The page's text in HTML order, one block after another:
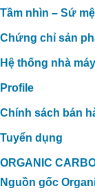
Tầm nhìn – Sứ
Chứng chỉ sản
Hệ thống nhà
Profile
Chính sách bán
Tuyển dụng
ORGANIC
Nguồn gốc